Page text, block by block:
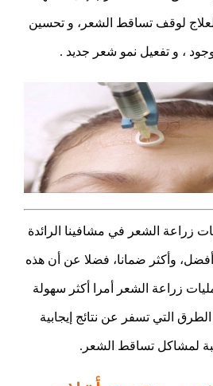
لوقف تساقط الشعر، و تحسين
، و تفعيل نمو شعر جديد .
زراعة الشعر في مشافينا الرائدة
أفضل، وأكثر ضمانا، فضلا عن أن هذه
زراعة الشعر أمرا أكثر سهولة
التي تسفر عن نتائج إيجابية
لمشاكل تساقط الشعر.